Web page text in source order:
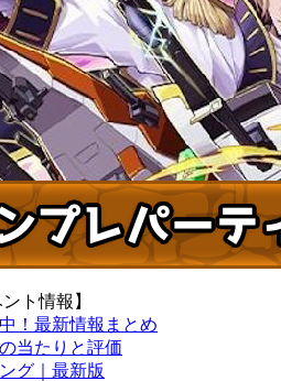
ト情報】
！最新情報まとめ
当たりと評価
グ｜最新版